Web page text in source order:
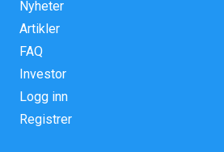
Nyheter
Artikler
FAQ
Investor
Logg inn
Registrer